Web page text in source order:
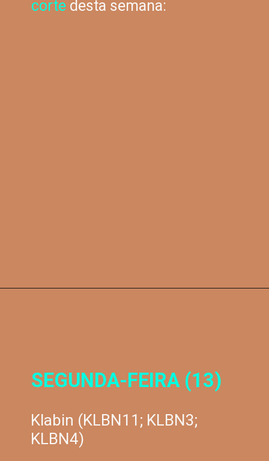
corte desta semana:
Klabin (KLBN11; KLBN3;
KLBN4)
SEGUNDA-FEIRA (13)